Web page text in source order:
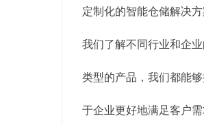
定制化的智能仓储解决
我们了解不同行业和企
类型的产品，我们都能
于企业更好地满足客户